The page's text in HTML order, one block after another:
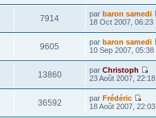
7914 parbaron samedi
18 Oct 2007, 06:23
9605 parbaron samedi
10 Sep 2007, 05:38
13860 parChristoph
23 Août 2007, 22:18
36592 parFrédéric
18 Août 2007, 22:03